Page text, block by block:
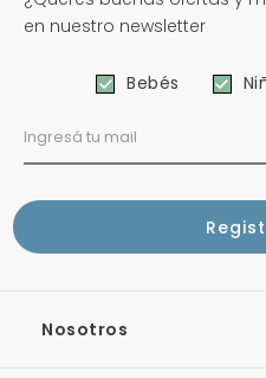
en nuestro newsletter
Bebés
Nosotros